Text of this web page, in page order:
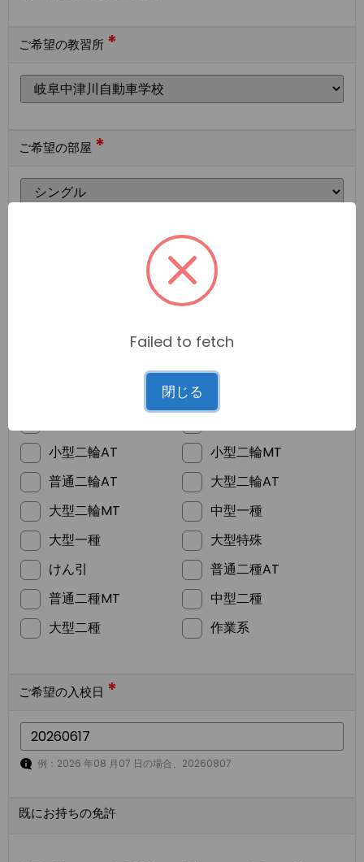
ご希望の教習所 *
ご希望の部屋 *
小型二輪AT
小型二輪MT
普通二輪AT
大型二輪AT
大型二輪MT
中型一種
大型一種
大型特殊
けん引
普通二種AT
普通二種MT
中型二種
大型二種
作業系
ご希望の入校日 *
例：2026 年08 月07 日の場合、20260807
既にお持ちの免許
Failed to fetch
閉じる